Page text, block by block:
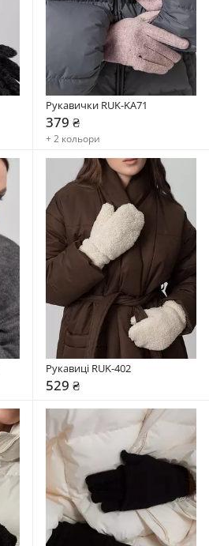
Рукавички RUK-KA71
379 ₴
+ 2 кольори
Рукавиці RUK-402
529 ₴